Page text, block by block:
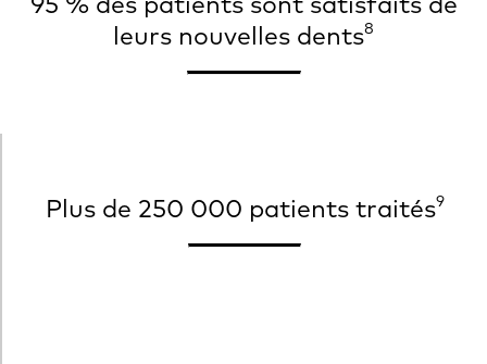
leurs nouvelles dents8
Plus de 250 000 patients traités9